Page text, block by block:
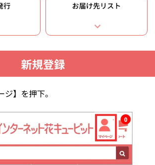
行 お届け先リスト
新規登録
】を押下。